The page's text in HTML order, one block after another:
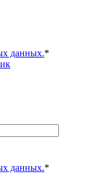
данных.*
данных.*